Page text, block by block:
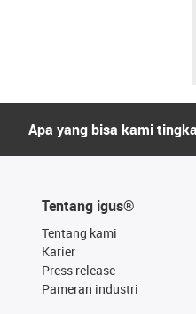
Apa yang bisa kami
Tentang igus®
Tentang kami
Karier
Press release
Pameran industri